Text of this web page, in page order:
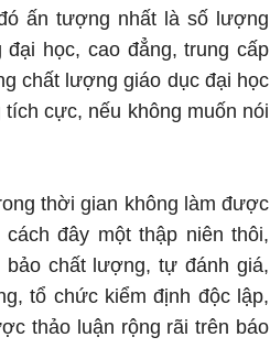
ấn tượng nhất là số lượng
học, cao đẳng, trung cấp
chất lượng giáo dục đại học
cực, nếu không muốn nói
thời gian không làm được
đây một thập niên thôi,
chất lượng, tự đánh giá,
tổ chức kiểm định độc lập,
thảo luận rộng rãi trên báo